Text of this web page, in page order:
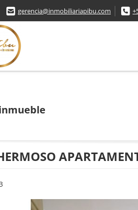
gerencia@inmobiliariapibu.com